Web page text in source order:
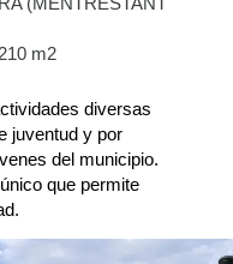
m2
diversas
juventud y por
del municipio.
que permite